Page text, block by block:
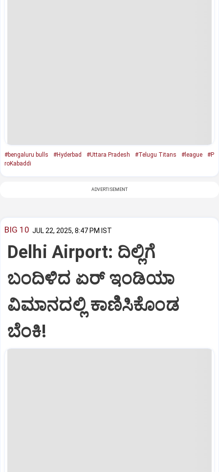
#bengaluru bulls #Hyderbad #Uttara Pradesh #Telugu Titans #league
#P
roKabaddi
ADVERTISEMENT
BIG 10 JUL 22, 2025, 8:47 PM IST
Delhi Airport: ದಿಲ್ಲಿಗೆ
ಬಂದಿಳಿದ ಏರ್‌ ಇಂಡಿಯಾ
ವಿಮಾನದಲ್ಲಿ ಕಾಣಿಸಿಕೊಂಡ
ಬೆಂಕಿ!